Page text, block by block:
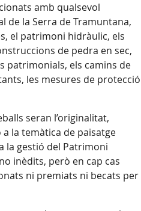
amb qualsevol
de la Serra de Tramuntana,
el patrimoni hidràulic, els
de pedra en sec,
patrimonials, els camins de
les mesures de protecció
seran l’originalitat,
a la temàtica de paisatge
la gestió del Patrimoni
inèdits, però en cap cas
ni premiats ni becats per